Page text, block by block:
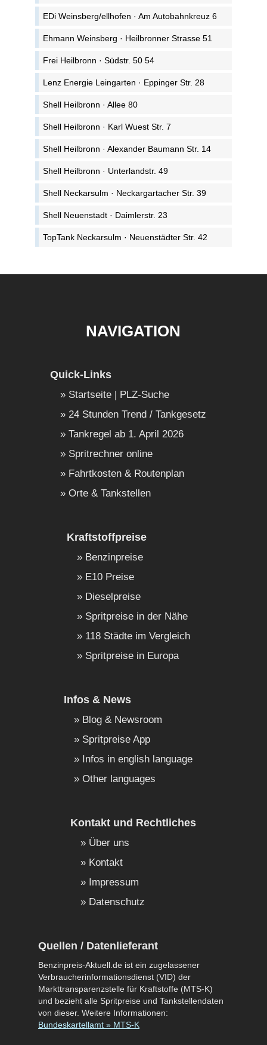
EDi Weinsberg/ellhofen · Am Autobahnkreuz 6
Ehmann Weinsberg · Heilbronner Strasse 51
Frei Heilbronn · Südstr. 50 54
Lenz Energie Leingarten · Eppinger Str. 28
Shell Heilbronn · Allee 80
Shell Heilbronn · Karl Wuest Str. 7
Shell Heilbronn · Alexander Baumann Str. 14
Shell Heilbronn · Unterlandstr. 49
Shell Neckarsulm · Neckargartacher Str. 39
Shell Neuenstadt · Daimlerstr. 23
TopTank Neckarsulm · Neuenstädter Str. 42
NAVIGATION
Quick-Links
Startseite | PLZ-Suche
24 Stunden Trend / Tankgesetz
Tankregel ab 1. April 2026
Spritrechner online
Fahrtkosten & Routenplan
Orte & Tankstellen
Kraftstoffpreise
Benzinpreise
E10 Preise
Dieselpreise
Spritpreise in der Nähe
118 Städte im Vergleich
Spritpreise in Europa
Infos & News
Blog & Newsroom
Spritpreise App
Infos in english language
Other languages
Kontakt und Rechtliches
Über uns
Kontakt
Impressum
Datenschutz
Quellen / Datenlieferant
Benzinpreis-Aktuell.de ist ein zugelassener
Verbraucherinformationsdienst (VID) der
Markttransparenzstelle für Kraftstoffe (MTS-K)
und bezieht alle Spritpreise und Tankstellendaten
von dieser. Weitere Informationen:
Bundeskartellamt » MTS-K